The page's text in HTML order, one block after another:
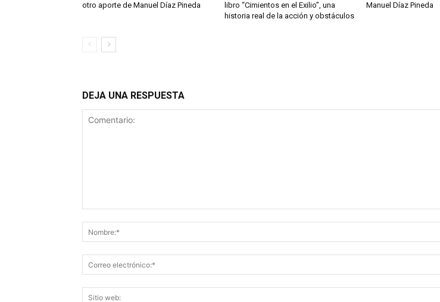
otro aporte de Manuel Díaz Pineda
libro “Cimientos en el Exilio”, una
historia real de la acción y obstáculos
Manuel Díaz Pineda
DEJA UNA RESPUESTA